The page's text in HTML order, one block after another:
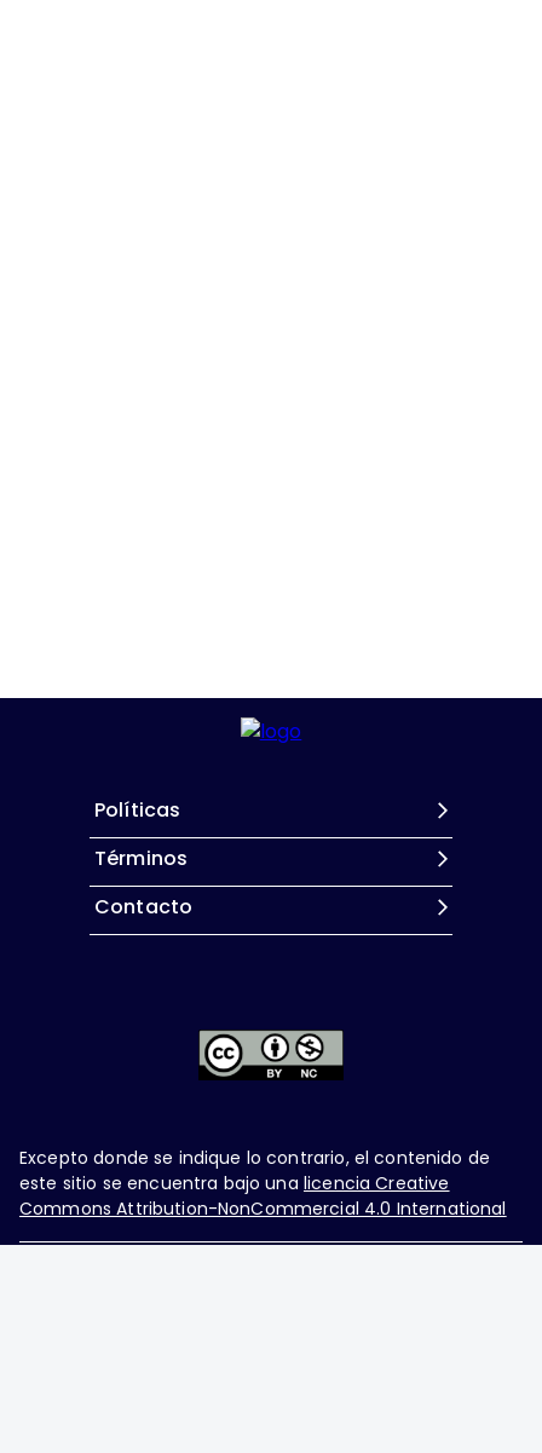
Políticas
Términos
Contacto
Excepto donde se indique lo contrario, el contenido de
este sitio se encuentra bajo una licencia Creative
Commons Attribution-NonCommercial 4.0 International